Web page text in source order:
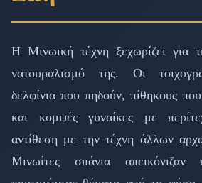
Η Μινωική τέχνη ξεχωρίζει για
νατουραλισμό της. Οι
δελφίνια που πηδούν, πίθηκους
και κομψές γυναίκες με
αντίθεση με την τέχνη άλλων
Μινωίτες σπάνια απεικόνιζαν